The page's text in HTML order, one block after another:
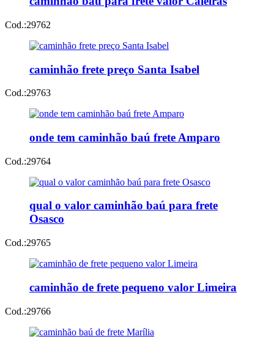
Cod.:29762
caminhão frete preço Santa Isabel
Cod.:29763
onde tem caminhão baú frete Amparo
Cod.:29764
qual o valor caminhão baú para frete
Osasco
Cod.:29765
caminhão de frete pequeno valor Limeira
Cod.:29766